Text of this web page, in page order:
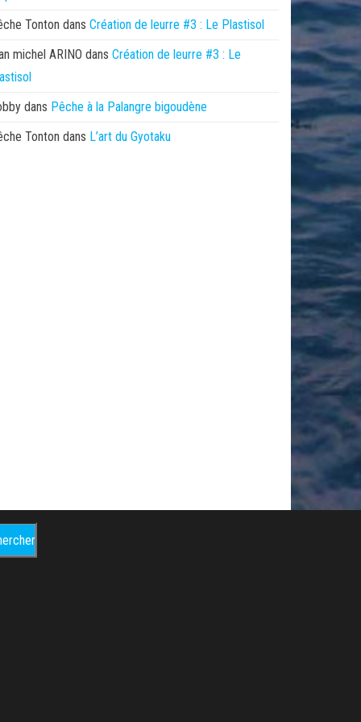
Tonton dans Création de leurre #3 : Le Plastisol
michel ARINO dans Création de leurre #3 : Le
dans Pêche à la Palangre bigoudène
Tonton dans L’art du Gyotaku